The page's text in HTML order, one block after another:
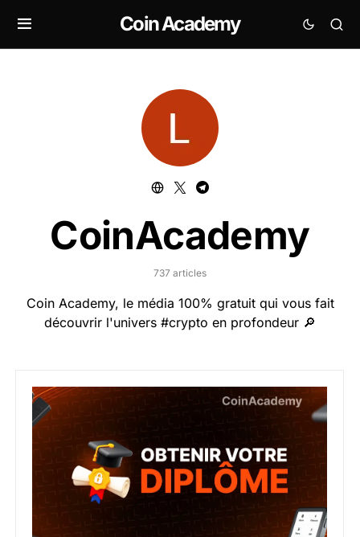
Coin Academy
CoinAcademy
737 articles
Coin Academy, le média 100% gratuit qui vous fait
découvrir l'univers #crypto en profondeur 🔎
8. Obtenir votre certificat de réussite